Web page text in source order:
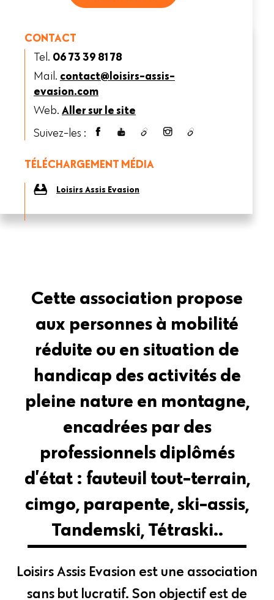
CONTACT
Tel. 06 73 39 81 78
Mail. contact@loisirs-assis-
evasion.com
Web. Aller sur le site
Suivez-les :
TÉLÉCHARGEMENT MÉDIA
Loisirs Assis Evasion
Cette association propose
aux personnes à mobilité
réduite ou en situation de
handicap des activités de
pleine nature en montagne,
encadrées par des
professionnels diplômés
d’état : fauteuil tout-terrain,
cimgo, parapente, ski-assis,
Tandemski, Tétraski..
Loisirs Assis Evasion est une association
sans but lucratif. Son objectif est de